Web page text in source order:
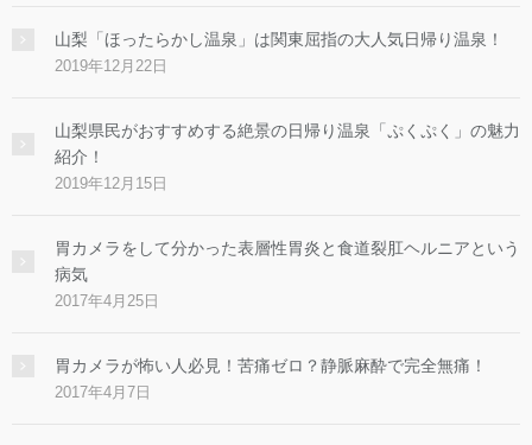
山梨「ほったらかし温泉」は関東屈指の大人気日帰り温泉！
2019年12月22日
山梨県民がおすすめする絶景の日帰り温泉「ぷくぷく」の魅力
紹介！
2019年12月15日
胃カメラをして分かった表層性胃炎と食道裂肛ヘルニアという
病気
2017年4月25日
胃カメラが怖い人必見！苦痛ゼロ？静脈麻酔で完全無痛！
2017年4月7日